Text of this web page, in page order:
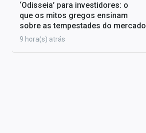
‘Odisseia’ para investidores: o
que os mitos gregos ensinam
sobre as tempestades do mercado
9 hora(s) atrás